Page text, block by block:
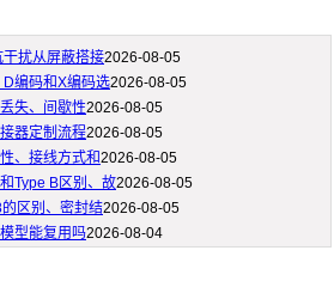
扰从屏蔽搭接2026-08-05
编码和X编码选2026-08-05
失、间歇性2026-08-05
器定制流程2026-08-05
、接线方式和2026-08-05
Type B区别、故2026-08-05
区别、密封结2026-08-05
型能复用吗2026-08-04